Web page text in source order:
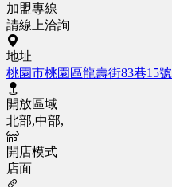
加盟專線
請線上洽詢
地址
桃園市桃園區龍壽街83巷15號
開放區域
北部,中部,
開店模式
店面